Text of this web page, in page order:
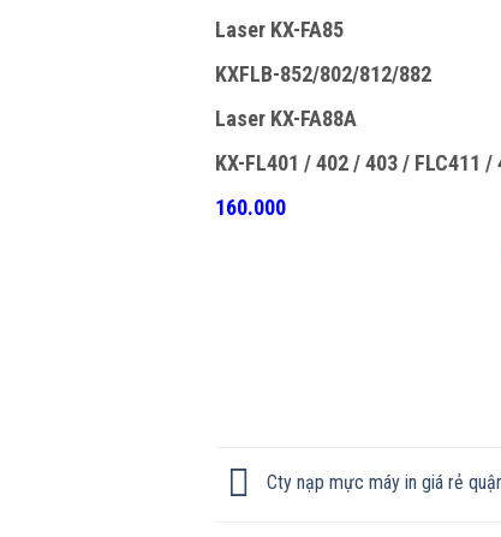
Laser KX-FA85
KXFLB-852/802/812/882
Laser KX-FA88A
KX-FL401 / 402 / 403 / FLC411
160.000
Cty nạp mực máy in giá rẻ